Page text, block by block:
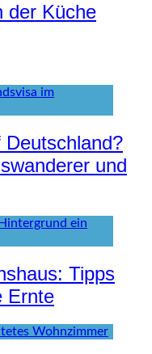
der Küche
und
Tipps
Ernte